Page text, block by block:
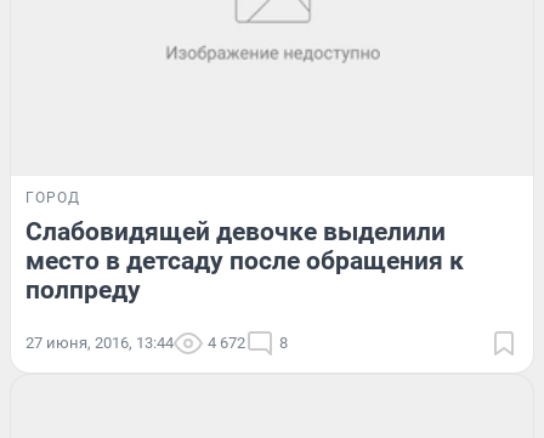
ГОРОД
Слабовидящей девочке выделили
место в детсаду после обращения к
полпреду
27 июня, 2016, 13:44 4 672 8